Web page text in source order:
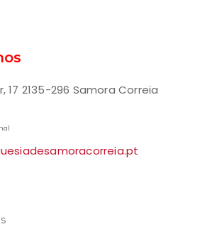
17 2135-296 Samora Correia